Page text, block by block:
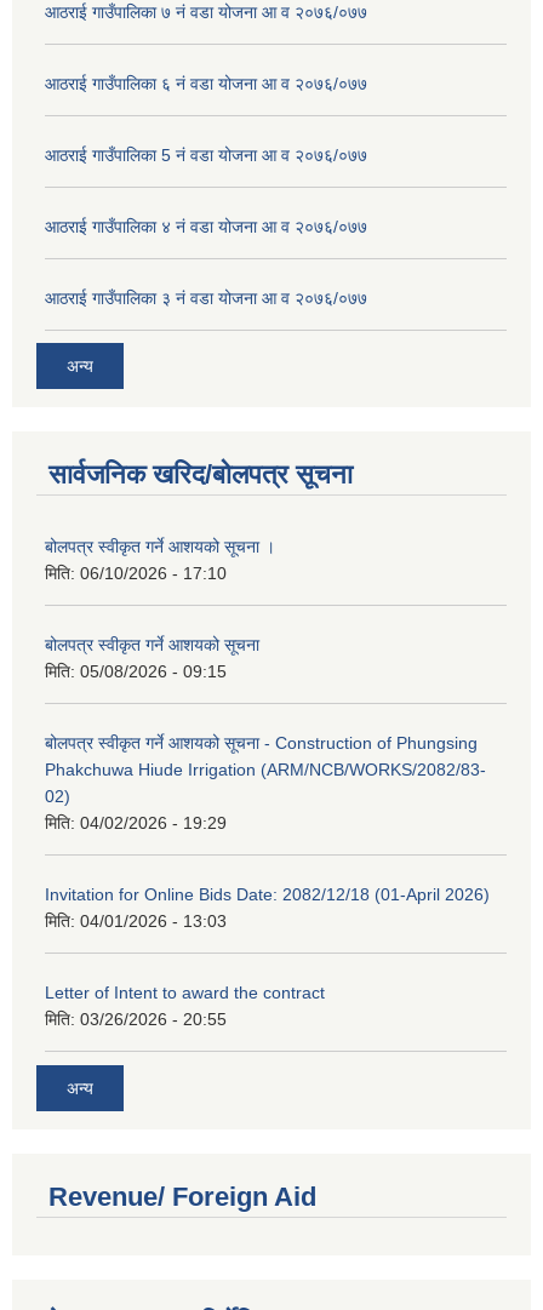
आठराई गाउँपालिका ७ नं वडा योजना आ व २०७६/०७७
आठराई गाउँपालिका ६ नं वडा योजना आ व २०७६/०७७
आठराई गाउँपालिका 5 नं वडा योजना आ व २०७६/०७७
आठराई गाउँपालिका ४ नं वडा योजना आ व २०७६/०७७
आठराई गाउँपालिका ३ नं वडा योजना आ व २०७६/०७७
अन्य
सार्वजनिक खरिद/बोलपत्र सूचना
बोलपत्र स्वीकृत गर्ने आशयको सूचना ।
मिति: 06/10/2026 - 17:10
बोलपत्र स्वीकृत गर्ने आशयको सूचना
मिति: 05/08/2026 - 09:15
बोलपत्र स्वीकृत गर्ने आशयको सूचना - Construction of Phungsing
Phakchuwa Hiude Irrigation (ARM/NCB/WORKS/2082/83-
02)
मिति: 04/02/2026 - 19:29
Invitation for Online Bids Date: 2082/12/18 (01-April 2026)
मिति: 04/01/2026 - 13:03
Letter of Intent to award the contract
मिति: 03/26/2026 - 20:55
अन्य
Revenue/ Foreign Aid